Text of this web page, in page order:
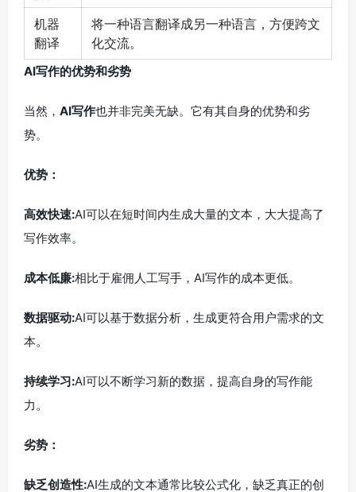
机器
翻译
将一种语言翻译成另一种语言，方便跨文
化交流。
AI写作的优势和劣势
当然， AI写作也并非完美无缺。它有其自身的优势和劣
势。
优势：
高效快速:AI可以在短时间内生成大量的文本，大大提高了
写作效率。
成本低廉:相比于雇佣人工写手，AI写作的成本更低。
数据驱动:AI可以基于数据分析，生成更符合用户需求的文
本。
持续学习:AI可以不断学习新的数据，提高自身的写作能
力。
劣势：
缺乏创造性:AI生成的文本通常比较公式化，缺乏真正的创